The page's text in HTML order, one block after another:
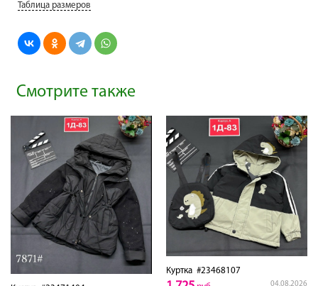
Таблица размеров
Смотрите также
Куртка #23468107
04.08.2026